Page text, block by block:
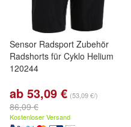
Sensor Radsport Zubehör
Radshorts für Cyklo Helium
120244
ab 53,09 € (53,09 €/)
86,09 €
Kostenloser Versand